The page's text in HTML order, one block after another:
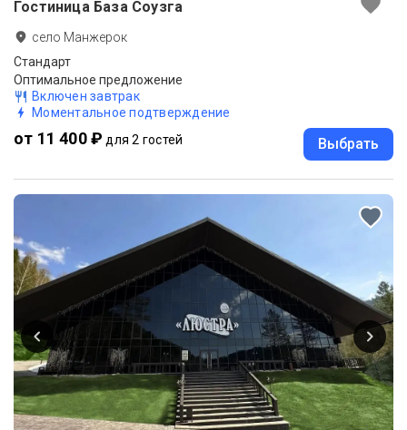
Гостиница База Соузга
село Манжерок
Стандарт
Оптимальное предложение
Включен завтрак
Моментальное подтверждение
от 11 400 ₽ для 2 гостей Выбрать